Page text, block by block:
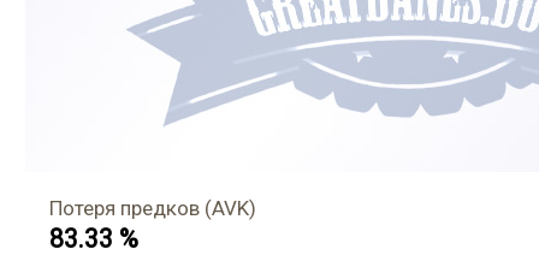
Потеря предков (AVK)
83.33 %